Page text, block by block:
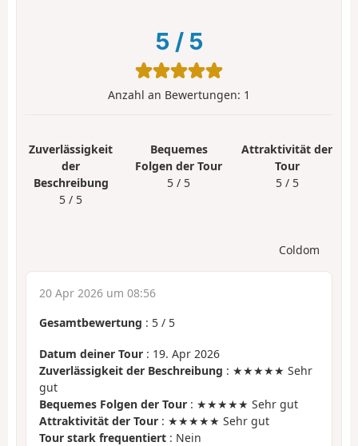
5 / 5
Anzahl an Bewertungen: 1
Zuverlässigkeit
der
Beschreibung
5 / 5
Bequemes
Folgen der Tour
5 / 5
Attraktivität der
Tour
5 / 5
Coldom
20 Apr 2026 um 08:56
Gesamtbewertung : 5 / 5
Datum deiner Tour : 19. Apr 2026
Zuverlässigkeit der Beschreibung : ★★★★★ Sehr
gut
Bequemes Folgen der Tour : ★★★★★ Sehr gut
Attraktivität der Tour : ★★★★★ Sehr gut
Tour stark frequentiert : Nein